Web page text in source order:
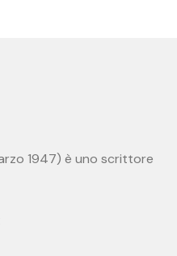
1947) è uno scrittore